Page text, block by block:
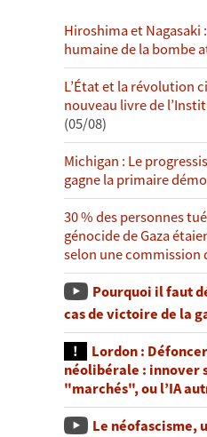
Hiroshima et Nagasaki
humaine de la bombe
L’État et la révolution
nouveau livre de
(05/08)
Michigan : Le
gagne la primaire
30 % des personnes
génocide de Gaza
selon une commission
Pourquoi il faut
cas de victoire de la
Lordon :
néolibérale : innover
"marchés", ou l’IA
Le néofascisme,